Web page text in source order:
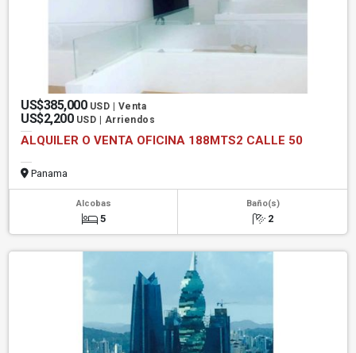
US$385,000 USD | Venta
US$2,200 USD | Arriendos
ALQUILER O VENTA OFICINA 188MTS2 CALLE 50
Panama
Alcobas
5
Baño(s)
2